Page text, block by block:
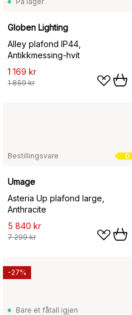
Globen Lighting
Alley plafond IP44,
Antikkmessing-hvit
1 169 kr
1 859 kr
D
Bestillingsvare
Umage
Asteria Up plafond large,
Anthracite
5 840 kr
7 299 kr
Bare et fåtall igjen
-27%